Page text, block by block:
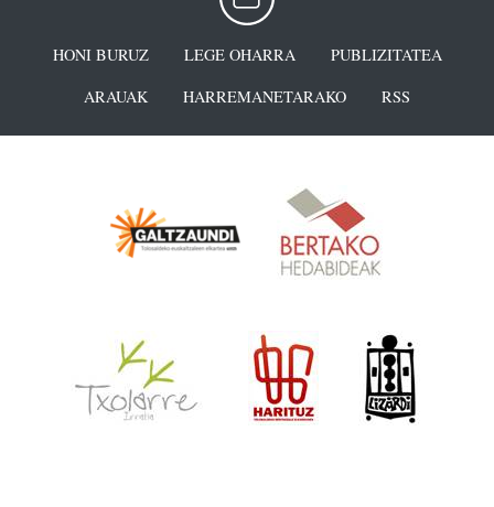
HONI BURUZ LEGE OHARRA
PUBLIZITATEA
ARAUAK
HARREMANETARAKO RSS